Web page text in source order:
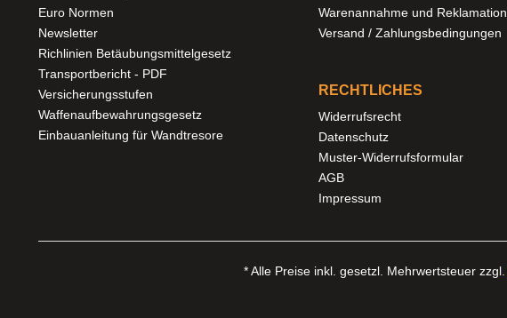
Euro Normen
Newsletter
Richlinien Betäubungsmittelgesetz
Transportbericht - PDF
Versicherungsstufen
Waffenaufbewahrungsgesetz
Einbauanleitung für Wandtresore
Warenannahme und Reklamation
Versand / Zahlungsbedingungen
RECHTLICHES
Widerrufsrecht
Datenschutz
Muster-Widerrufsformular
AGB
Impressum
* Alle Preise inkl. gesetzl. Mehrwertsteuer zzgl.